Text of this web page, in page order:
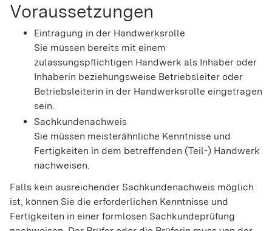
Voraussetzungen
Eintragung in der Handwerksrolle
Sie müssen bereits mit einem
zulassungspflichtigen Handwerk als Inhaber oder
Inhaberin beziehungsweise Betriebsleiter oder
Betriebsleiterin in der Handwerksrolle eingetragen
sein.
Sachkundenachweis
Sie müssen meisterähnliche Kenntnisse und
Fertigkeiten in dem betreffenden (Teil-) Handwerk
nachweisen.
Falls kein ausreichender Sachkundenachweis möglich
ist, können Sie die erforderlichen Kenntnisse und
Fertigkeiten in einer formlosen Sachkundeprüfung